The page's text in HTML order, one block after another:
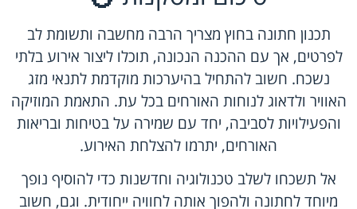
תכנון חתונה בחוץ מצריך הרבה מחשבה ותשומת לב
לפרטים, אך עם ההכנה הנכונה, תוכלו ליצור אירוע בלתי
נשכח. חשוב להתחיל בהיערכות מוקדמת לתנאי מזג
האוויר ולדאוג לנוחות האורחים בכל עת. התאמת המוזיקה
והפעילויות לסביבה, יחד עם שמירה על בטיחות ובריאות
האורחים, יתרמו להצלחת האירוע.
אל תשכחו לשלב טכנולוגיה וחדשנות כדי להוסיף נופך
מיוחד לחתונה ולהפוך אותה לחוויה ייחודית. וגם, חשוב